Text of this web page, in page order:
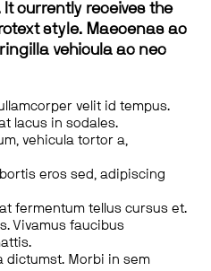
currently receives the
style. Maecenas ac
vehicula ac nec
velit id tempus.
lacus in sodales.
vehicula tortor a,
eros sed, adipiscing
fermentum tellus cursus et.
Vivamus faucibus
dictumst. Morbi in sem